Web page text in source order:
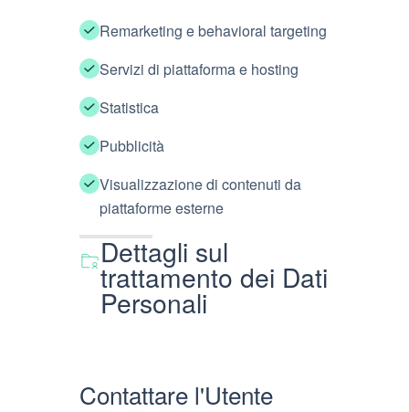
Remarketing e behavioral targeting
Servizi di piattaforma e hosting
Statistica
Pubblicità
Visualizzazione di contenuti da
piattaforme esterne
Dettagli sul
trattamento dei Dati
Personali
Contattare l'Utente